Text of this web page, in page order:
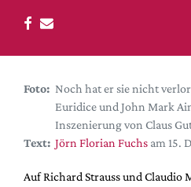
DdB-map
Festival-Planer
Hefte
Alle Hefte
Leseproben
Foto: Noch hat er sie nicht
Euridice und John Mark
Inszenierung von Claus
Text: Jörn Florian Fuchs am 15.
Auf Richard Strauss und Claudio